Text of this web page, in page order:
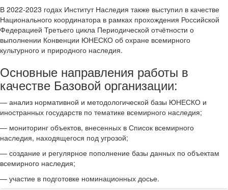
В 2022-2023 годах Институт Наследия также выступил в качестве
Национального координатора в рамках прохождения Российской
Федерацией Третьего цикла Периодической отчётности о
выполнении Конвенции ЮНЕСКО об охране всемирного
культурного и природного наследия.
Основные направления работы в
качестве Базовой организации:
— анализ нормативной и методологической базы ЮНЕСКО и
иностранных государств по тематике всемирного наследия;
— мониторинг объектов, внесенных в Список всемирного
наследия, находящегося под угрозой;
— создание и регулярное пополнение базы данных по объектам
всемирного наследия;
— участие в подготовке номинационных досье.